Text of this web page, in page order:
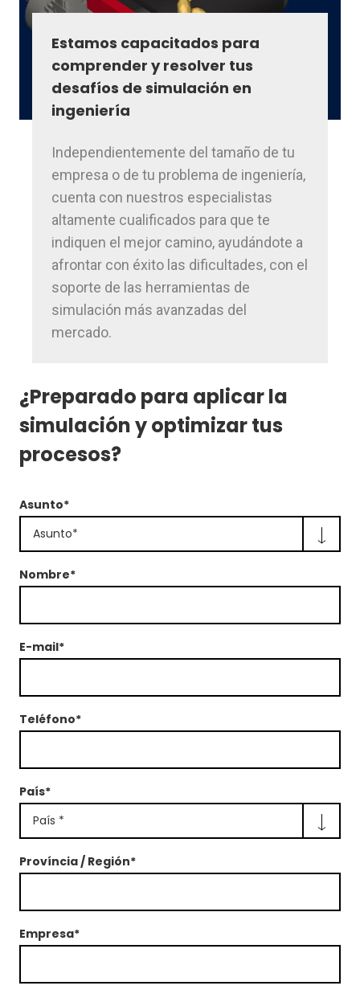
Estamos capacitados para
comprender y resolver tus
desafíos de simulación en
ingeniería
Independientemente del tamaño de tu
empresa o de tu problema de ingeniería,
cuenta con nuestros especialistas
altamente cualificados para que te
indiquen el mejor camino, ayudándote a
afrontar con éxito las dificultades, con el
soporte de las herramientas de
simulación más avanzadas del
mercado.
¿Preparado para aplicar la
simulación y optimizar tus
procesos?
Asunto*
Asunto*
Nombre*
E-mail*
Teléfono*
País*
País *
Província / Región*
Empresa*